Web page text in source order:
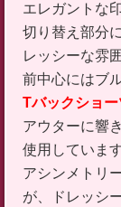
エレガントな
切り替え部分
レッシーな雰
前中心にはブ
Tバックショー
アウターに響
使用しています
アシンメトリ
が、ドレッシ